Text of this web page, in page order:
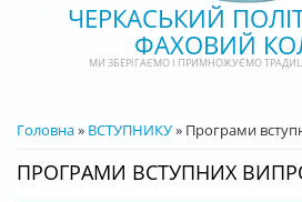
ЧЕРКАСЬКИЙ
ФАХОВИЙ
МИ ЗБЕРІГАЄМО І ПРИМНОЖУЄМО
ВИ Є ТУТ
Головна» ВСТУПНИКУ» Програми
ПРОГРАМИ ВСТУПНИХ